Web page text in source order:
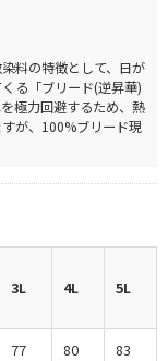
料の特徴として、日が
る「ブリード(逆昇華)
極力回避するため、熱
が、100%ブリード現
3L 4L 5L
77 80 83